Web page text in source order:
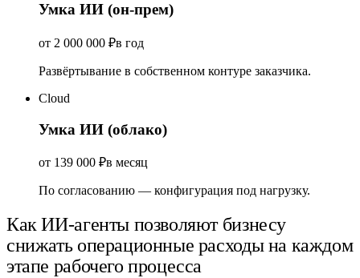
Умка ИИ (он-прем)
от 2 000 000 ₽в год
Развёртывание в собственном контуре заказчика.
Cloud
Умка ИИ (облако)
от 139 000 ₽в месяц
По согласованию — конфигурация под нагрузку.
Как ИИ-агенты позволяют бизнесу
снижать операционные расходына каждом
этапе рабочего процесса